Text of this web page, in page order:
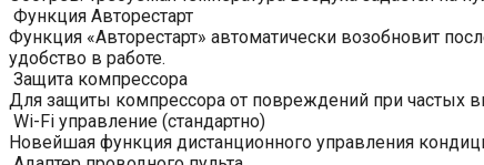
Функция Авторестарт
Функция «Авторестарт» автоматически возобновит
удобство в работе.
Защита компрессора
Для защиты компрессора от повреждений при частых
Wi-Fi управление (стандартно)
Новейшая функция дистанционного управления